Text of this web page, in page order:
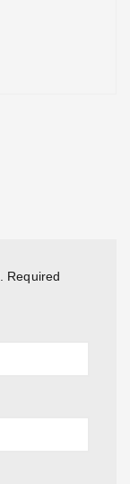
Required